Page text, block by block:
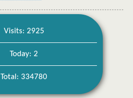
Visits: 2925
Today: 2
Total: 334780